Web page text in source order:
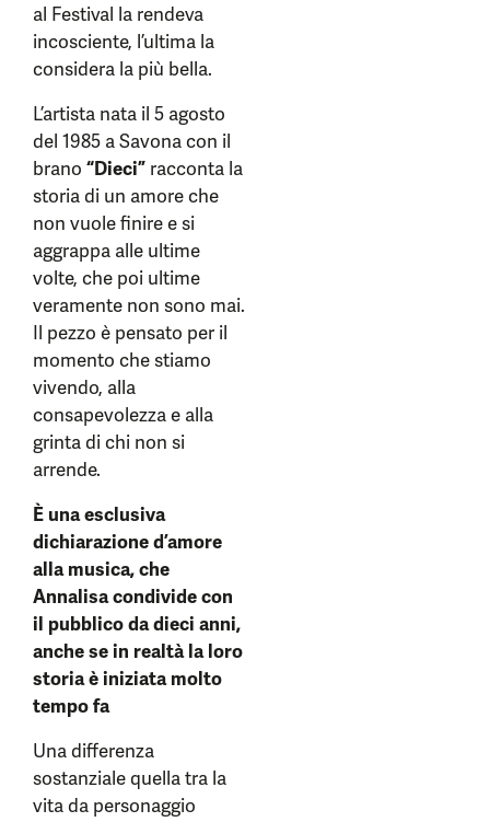
al Festival la rendeva
incosciente, l’ultima la
considera la più bella.
L’artista nata il 5 agosto
del 1985 a Savona con il
brano “Dieci” racconta la
storia di un amore che
non vuole finire e si
aggrappa alle ultime
volte, che poi ultime
veramente non sono mai.
Il pezzo è pensato per il
momento che stiamo
vivendo, alla
consapevolezza e alla
grinta di chi non si
arrende.
È una esclusiva
dichiarazione d’amore
alla musica, che
Annalisa condivide con
il pubblico da dieci anni,
anche se in realtà la loro
storia è iniziata molto
tempo fa
Una differenza
sostanziale quella tra la
vita da personaggio